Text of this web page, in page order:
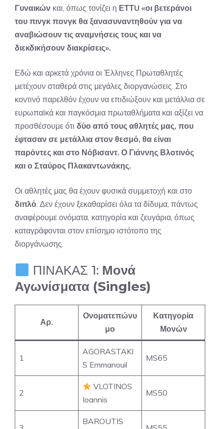
Γυναικών και, όπως τονίζει η ΕΤΤU «οι βετεράνοι
του πινγκ πονγκ θα ξανασυναντηθούν για να
αναβιώσουν τις αναμνήσεις τους και να
διεκδικήσουν διακρίσεις».
Εδώ και αρκετά χρόνια οι Έλληνες Πρωταθλητές
μετέχουν σταθερά στις μεγάλες διοργανώσεις. Στο
κοντινό παρελθόν έχουν να επιδιώξουν και μετάλλια σε
ευρωπαϊκά και παγκόσμια πρωταθλήματα και αξίζει να
προσθέσουμε ότι δύο από τους αθλητές μας, που
έφτασαν σε μετάλλια στον θεσμό, θα είναι
παρόντες και στο Νόβισαντ. Ο Γιάννης Βλοτινός
και ο Σταύρος Πλακαντωνάκης.
Οι αθλητές μας θα έχουν φυσικά συμμετοχή και στο
διπλό. Δεν έχουν ξεκαθαρίσει όλα τα δίδυμα, πάντως
αναφέρουμε ονόματα, κατηγορία και ζευγάρια, όπως
καταγράφονται στον επίσημο ιστότοπο της
διοργάνωσης.
ΠΙΝΑΚΑΣ 1: Μονά
Αγωνίσματα (Singles)
Αρ.
Ονοματεπώνυ
μο
Κατηγορία
Μονών
1
AGORASTAKI
S Emmanouil
MS65
2
VLOTINOS
Ioannis
MS50
BAROUTIS